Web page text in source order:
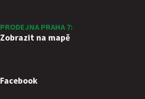
PRODEJNA PRAHA 7:
Zobrazit na mapě
Facebook